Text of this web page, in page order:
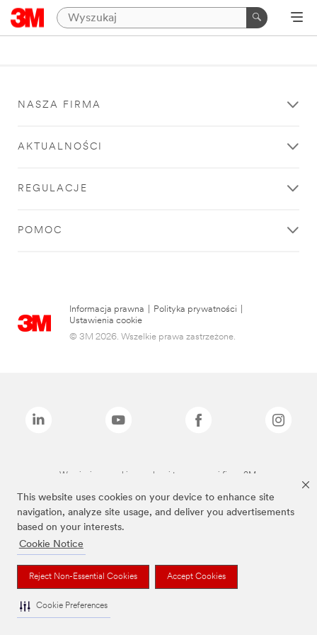
This website uses cookies on your device to enhance site
navigation, analyze site usage, and deliver you advertisements
based on your interests.
Cookie Notice
Reject Non-Essential Cookies Accept Cookies
Cookie Preferences
NASZA FIRMA
AKTUALNOŚCI
REGULACJE
POMOC
Informacja prawna Polityka prywatności
Ustawienia cookie
© 3M 2026. Wszelkie prawa zastrzeżone.
Wymienione marki są znakami towarowymi firmy 3M.